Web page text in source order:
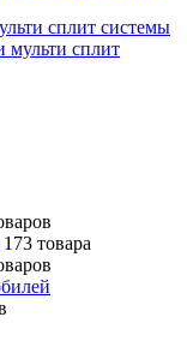
сплит системы
мульти сплит
173 товара